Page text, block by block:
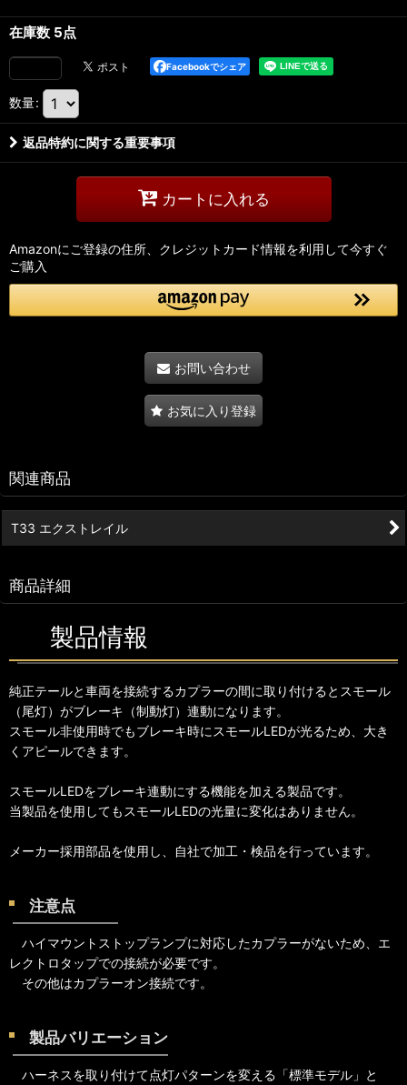
在庫数 5点
Facebookでシェア
数量:
返品特約に関する重要事項
カートに入れる
Amazonにご登録の住所、クレジットカード情報を利用して今すぐ
ご購入
お問い合わせ
お気に入り登録
関連商品
T33 エクストレイル
商品詳細
製品情報
純正テールと車両を接続するカプラーの間に取り付けるとスモール
（尾灯）がブレーキ（制動灯）連動になります。
スモール非使用時でもブレーキ時にスモールLEDが光るため、大き
くアピールできます。
スモールLEDをブレーキ連動にする機能を加える製品です。
当製品を使用してもスモールLEDの光量に変化はありません。
メーカー採用部品を使用し、自社で加工・検品を行っています。
注意点
ハイマウントストップランプに対応したカプラーがないため、エ
レクトロタップでの接続が必要です。
その他はカプラーオン接続です。
製品バリエーション
ハーネスを取り付けて点灯パターンを変える「標準モデル」と